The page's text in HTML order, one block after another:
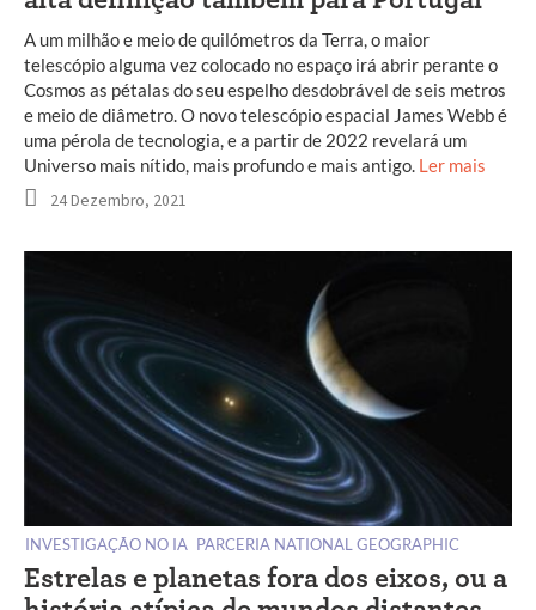
A um milhão e meio de quilómetros da Terra, o maior
telescópio alguma vez colocado no espaço irá abrir perante o
Cosmos as pétalas do seu espelho desdobrável de seis metros
e meio de diâmetro. O novo telescópio espacial James Webb é
uma pérola de tecnologia, e a partir de 2022 revelará um
Universo mais nítido, mais profundo e mais antigo. Ler mais
24 Dezembro, 2021
INVESTIGAÇÃO NO IA PARCERIA NATIONAL GEOGRAPHIC
Estrelas e planetas fora dos eixos, ou a